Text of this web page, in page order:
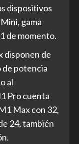
dispositivos
gama
de momento.
disponen de
de potencia
al
Pro cuenta
Max con 32,
24, también